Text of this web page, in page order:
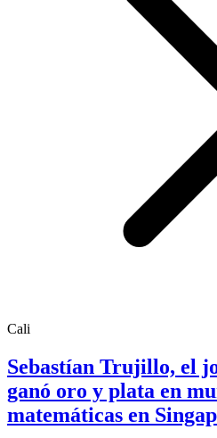
Cali
Sebastían Trujillo, el
ganó oro y plata en
matemáticas en